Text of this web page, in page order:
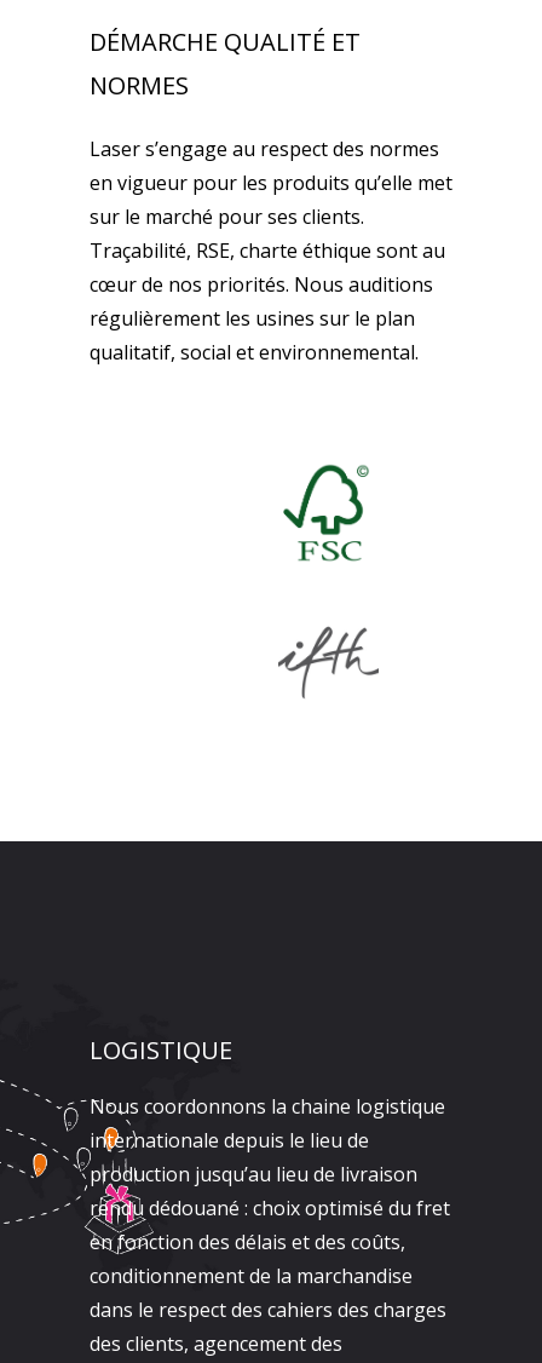
DÉMARCHE QUALITÉ ET
NORMES
Laser s’engage au respect des normes
en vigueur pour les produits qu’elle met
sur le marché pour ses clients.
Traçabilité, RSE, charte éthique sont au
cœur de nos priorités. Nous auditions
régulièrement les usines sur le plan
qualitatif, social et environnemental.
LOGISTIQUE
Nous coordonnons la chaine logistique
internationale depuis le lieu de
production jusqu’au lieu de livraison
rendu dédouané : choix optimisé du fret
en fonction des délais et des coûts,
conditionnement de la marchandise
dans le respect des cahiers des charges
des clients, agencement des